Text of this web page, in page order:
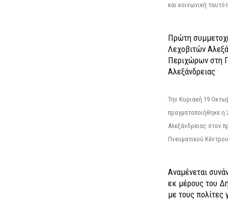
και κοινωνική
Πρώτη
Λεχοβιτών
Περιχώρων στη
Αλεξάνδρειας
Την Κυριακή 19
πραγματοποιήθηκε η
Αλεξάνδρειας στον
Πνευματικού
Αναμένεται
εκ μέρους του
με τους πολίτες